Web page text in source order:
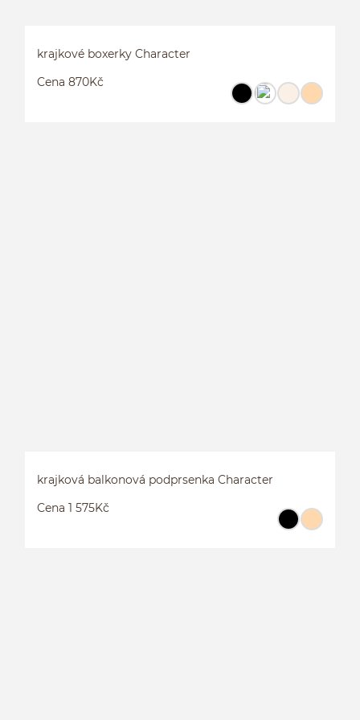
krajkové boxerky Character
Cena 870Kč
krajková balkonová podprsenka Character
Cena 1 575Kč